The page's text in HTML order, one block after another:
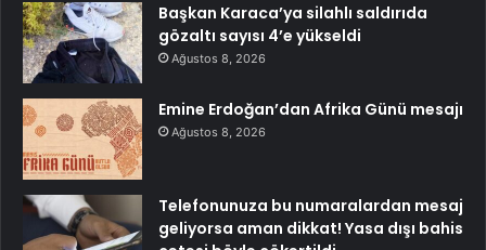
Başkan Karaca’ya silahlı saldırıda
gözaltı sayısı 4’e yükseldi
Ağustos 8, 2026
Emine Erdoğan’dan Afrika Günü mesajı
Ağustos 8, 2026
Telefonunuza bu numaralardan mesaj
geliyorsa aman dikkat! Yasa dışı bahis